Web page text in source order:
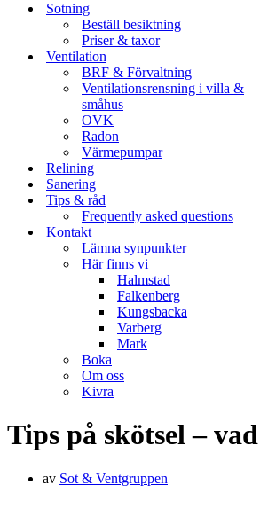
Sotning
Beställ besiktning
Priser & taxor
Ventilation
BRF & Förvaltning
Ventilationsrensning i villa &
småhus
OVK
Radon
Värmepumpar
Relining
Sanering
Tips & råd
Frequently asked questions
Kontakt
Lämna synpunkter
Här finns vi
Halmstad
Falkenberg
Kungsbacka
Varberg
Mark
Boka
Om oss
Kivra
Tips på skötsel –
av Sot & Ventgruppen